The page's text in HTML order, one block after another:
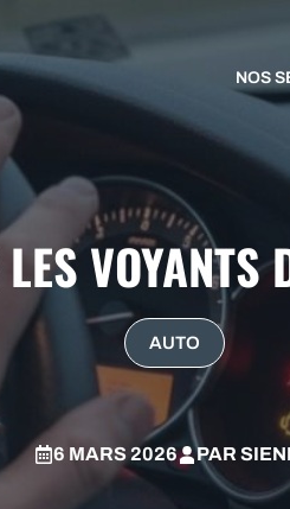
NOS
VOYANTS
AUTO
6 MARS 2026 PAR